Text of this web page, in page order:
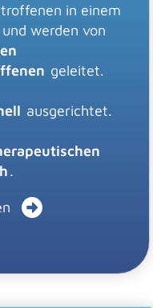
in einem
und werden von
geleitet.
ausgerichtet.
.